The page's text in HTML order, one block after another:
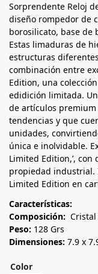
Sorprendente Reloj
diseño rompedor de
borosilicato, base
Estas limaduras de
estructuras
combinación entre
Edition, una
edidición limitada.
de artículos premium
tendencias y que
unidades,
única e inolvidable.
Limited Edition,’,
propiedad industrial.
Limited Edition en
Características:
Composición:
Peso: 128 Grs
Dimensiones: 7.9 x
Color